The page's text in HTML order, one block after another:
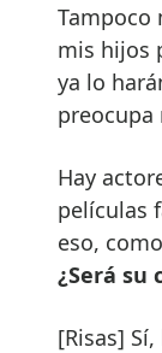
Tampoco
mis hijos
ya lo
preocupa
Hay
películas
eso,
¿Será su
[Risas]